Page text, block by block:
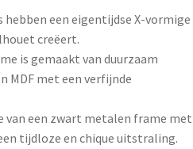
een eigentijdse X-vormige
creëert.
is gemaakt van duurzaam
MDF met een verfijnde
een zwart metalen frame met
tijdloze en chique uitstraling.